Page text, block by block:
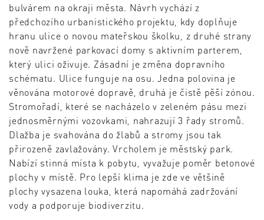
bulvárem na okraji města. Návrh vychází z
předchozího urbanistického projektu, kdy doplňuje
hranu ulice o novou mateřskou školku, z druhé strany
nově navržené parkovací domy s aktivním parterem,
který ulici oživuje. Zásadní je změna dopravního
schématu. Ulice funguje na osu. Jedna polovina je
věnována motorové dopravě, druhá je čistě pěší zónou.
Stromořadí, které se nacházelo v zeleném pásu mezi
jednosměrnými vozovkami, nahrazují 3 řady stromů.
Dlažba je svahována do žlabů a stromy jsou tak
přirozeně zavlažovány. Vrcholem je městský park.
Nabízí stinná místa k pobytu, vyvažuje poměr betonové
plochy v místě. Pro lepší klima je zde ve většině
plochy vysazena louka, která napomáhá zadržování
vody a podporuje biodiverzitu.